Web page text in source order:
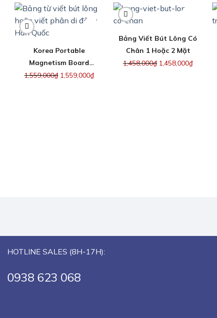
Korea Portable
Magnetism Board
Whiteboard Or
1,559,000₫ 1,559,000₫
Bảng Viết Bút Lông Có
Chân 1 Hoặc 2 Mặt
1,458,000₫ 1,458,000₫
HOTLINE SALES (8H-17H):
0938 623 068